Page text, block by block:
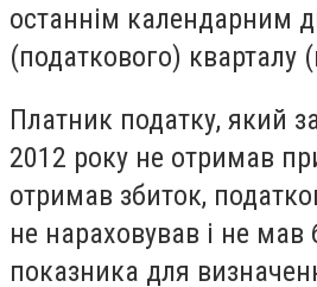
останнім календарним
(податкового) кварталу
Платник податку, який
2012 року не отримав
отримав збиток,
не нараховував і не мав
показника для